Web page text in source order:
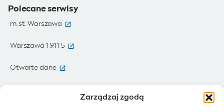
Zarządzaj zgodą
Polecane serwisy
m.st. Warszawa (otwiera się w nowym oknie)
Warszawa 19115 (otwiera się w nowym oknie)
Otwarte dane